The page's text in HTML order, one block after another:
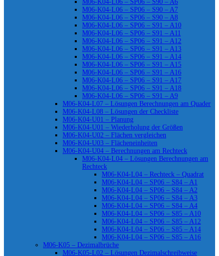
M06-K04-L06 – SP06 – S90 – A6
M06-K04-L06 – SP06 – S90 – A7
M06-K04-L06 – SP06 – S90 – A8
M06-K04-L06 – SP06 – S91 – A10
M06-K04-L06 – SP06 – S91 – A11
M06-K04-L06 – SP06 – S91 – A12
M06-K04-L06 – SP06 – S91 – A13
M06-K04-L06 – SP06 – S91 – A14
M06-K04-L06 – SP06 – S91 – A15
M06-K04-L06 – SP06 – S91 – A16
M06-K04-L06 – SP06 – S91 – A17
M06-K04-L06 – SP06 – S91 – A18
M06-K04-L06 – SP06 – S91 – A9
M06-K04-L07 – Lösungen Berechnungen am Quader
M06-K04-L08 – Lösungen der Checkliste
M06-K04-U01 – Planung
M06-K04-U01 – Wiederholung der Größen
M06-K04-U02 – Flächen vergleichen
M06-K04-U03 – Flächeneinheiten
M06-K04-U04 – Berechnungen am Rechteck
M06-K04-L04 – Lösungen Berechnungen am
Rechteck
M06-K04-L04 – Rechteck – Quadrat
M06-K04-L04 – SP06 – S84 – A1
M06-K04-L04 – SP06 – S84 – A2
M06-K04-L04 – SP06 – S84 – A3
M06-K04-L04 – SP06 – S84 – A4
M06-K04-L04 – SP06 – S85 – A10
M06-K04-L04 – SP06 – S85 – A12
M06-K04-L04 – SP06 – S85 – A14
M06-K04-L04 – SP06 – S85 – A16
M06-K05 – Dezimalbrüche
M06-K05-L02 – Lösungen Dezimalschreibweise